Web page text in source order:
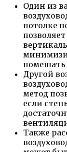
Один из
потолке
помешать
Другой
метод
если
Также